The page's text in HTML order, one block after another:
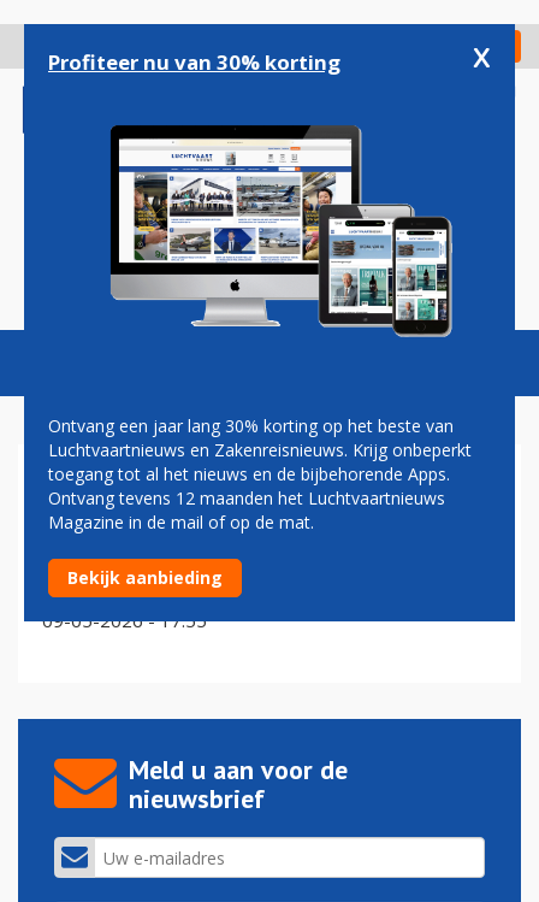
gaan
Check in
Magazine Podcasts Vacatures
AANRIJDING
Vliegtuig van Frontier Airlines rijdt man dood op
startbaan in Denver
09-05-2026 - 17:55
Meld u aan voor de
nieuwsbrief
Profiteer nu van 30% korting x
Ontvang een jaar lang 30% korting op het beste van
Luchtvaartnieuws en Zakenreisnieuws. Krijg onbeperkt
toegang tot al het nieuws en de bijbehorende Apps.
Ontvang tevens 12 maanden het Luchtvaartnieuws
Magazine in de mail of op de mat.
Bekijk aanbieding